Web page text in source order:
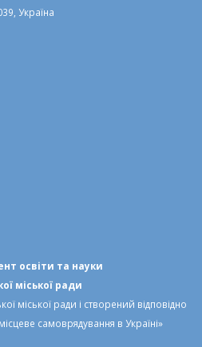
Україна
освіти та науки
міської ради
міської ради і створений відповідно
самоврядування в Україні»